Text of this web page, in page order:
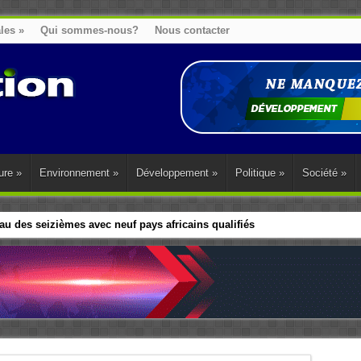
» Qui sommes-nous? Nous contacter
» Environnement » Développement » Politique » Société »
des seizièmes avec neuf pays africains qualifiés
diaspora tentent de parler d’une seule voix sur la question des